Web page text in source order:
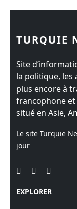
TURQUIE
Site
la politique, les
plus encore à
francophone
situé en Asie,
Le site Turquie
jour
EXPLORER